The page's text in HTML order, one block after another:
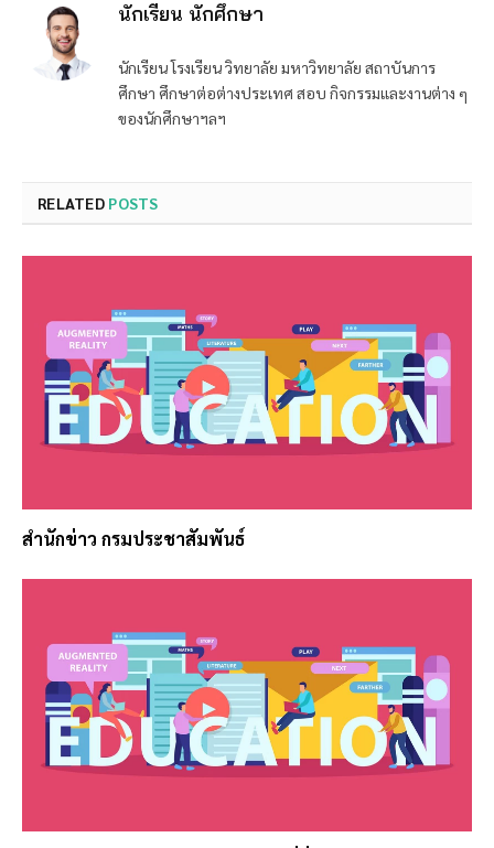
นักเรียน นักศึกษา
นักเรียน โรงเรียน วิทยาลัย มหาวิทยาลัย สถาบันการ
ศึกษา ศึกษาต่อต่างประเทศ สอบ กิจกรรมและงานต่าง ๆ
ของนักศึกษาฯลฯ
RELATED POSTS
สำนักข่าว กรมประชาสัมพันธ์